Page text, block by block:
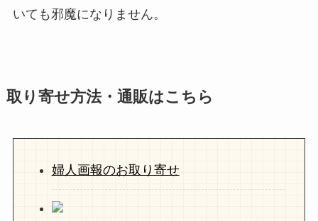
いても邪魔になりません。
取り寄せ方法・通販はこちら
婦人画報のお取り寄せ